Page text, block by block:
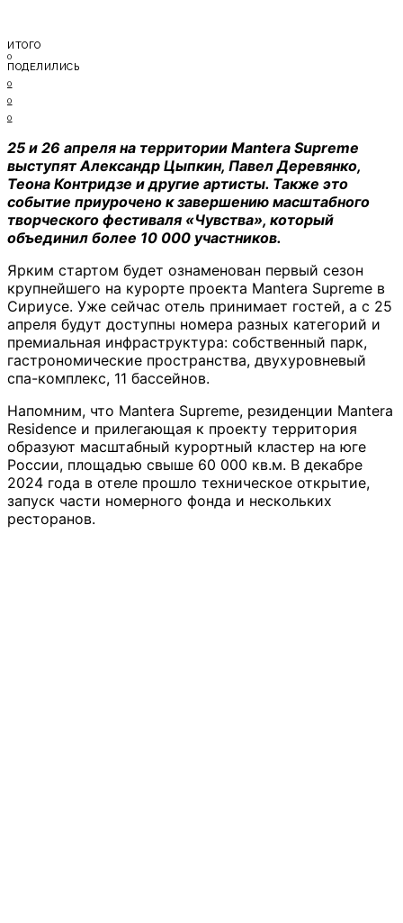
ИТОГО
0
ПОДЕЛИЛИСЬ
0
0
0
25 и 26 апреля на территории Mantera Supreme
выступят Александр Цыпкин, Павел Деревянко,
Теона Контридзе и другие артисты. Также это
событие приурочено к завершению масштабного
творческого фестиваля «Чувства», который
объединил более 10 000 участников.
Ярким стартом будет ознаменован первый сезон
крупнейшего на курорте проекта Mantera Supreme в
Сириусе. Уже сейчас отель принимает гостей, а с 25
апреля будут доступны номера разных категорий и
премиальная инфраструктура: собственный парк,
гастрономические пространства, двухуровневый
спа-комплекс, 11 бассейнов.
Напомним, что Mantera Supreme, резиденции Mantera
Residence и прилегающая к проекту территория
образуют масштабный курортный кластер на юге
России, площадью свыше 60 000 кв.м. В декабре
2024 года в отеле прошло техническое открытие,
запуск части номерного фонда и нескольких
ресторанов.